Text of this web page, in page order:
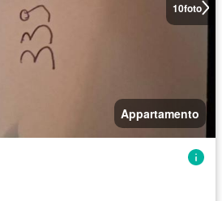
10foto
Appartamento